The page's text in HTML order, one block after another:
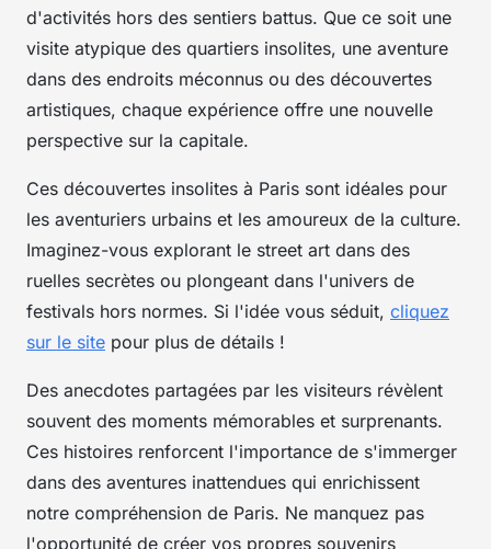
d'activités hors des sentiers battus. Que ce soit une
visite atypique des quartiers insolites, une aventure
dans des endroits méconnus ou des découvertes
artistiques, chaque expérience offre une nouvelle
perspective sur la capitale.
Ces découvertes insolites à Paris sont idéales pour
les aventuriers urbains et les amoureux de la culture.
Imaginez-vous explorant le street art dans des
ruelles secrètes ou plongeant dans l'univers de
festivals hors normes. Si l'idée vous séduit, cliquez
sur le site pour plus de détails !
Des anecdotes partagées par les visiteurs révèlent
souvent des moments mémorables et surprenants.
Ces histoires renforcent l'importance de s'immerger
dans des aventures inattendues qui enrichissent
notre compréhension de Paris. Ne manquez pas
l'opportunité de créer vos propres souvenirs